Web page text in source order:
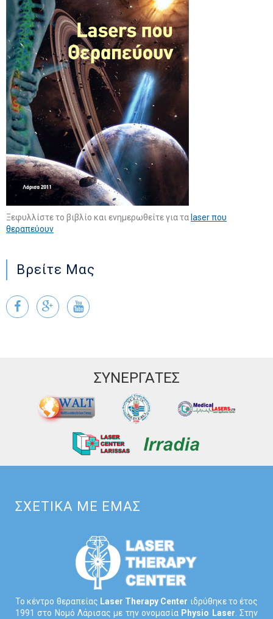
Ξεφυλλίστε το βιβλίο και ενημερωθείτε για τα laser που
θεραπεύουν
Βρείτε Μας
ΣΥΝΕΡΓΑΤΕΣ
ΣΧΕΤΙΚΑ ΜΕ ΕΜΑΣ
Το κέντρο θεραπείας Laser Therapy Center ιδρύθηκε το έτος
1991 στο Νομό Λάρισας με την ονομασία Physio Laser. Στην